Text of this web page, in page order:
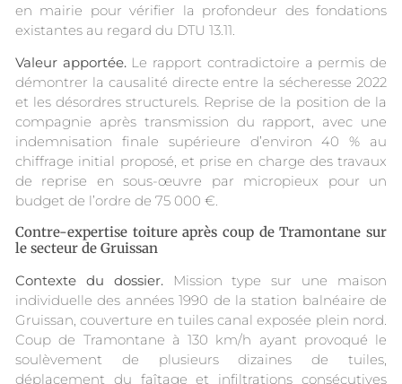
en mairie pour vérifier la profondeur des fondations
existantes au regard du DTU 13.11.
Valeur apportée.Le rapport contradictoire a permis de
démontrer la causalité directe entre la sécheresse 2022
et les désordres structurels. Reprise de la position de la
compagnie après transmission du rapport, avec une
indemnisation finale supérieure d’environ 40 % au
chiffrage initial proposé, et prise en charge des travaux
de reprise en sous-œuvre par micropieux pour un
budget de l’ordre de 75 000 €.
Contre-expertise toiture après coup de Tramontane sur
le secteur de Gruissan
Contexte du dossier. Mission type sur une maison
individuelle des années 1990 de la station balnéaire de
Gruissan, couverture en tuiles canal exposée plein nord.
Coup de Tramontane à 130 km/h ayant provoqué le
soulèvement de plusieurs dizaines de tuiles,
déplacement du faîtage et infiltrations consécutives